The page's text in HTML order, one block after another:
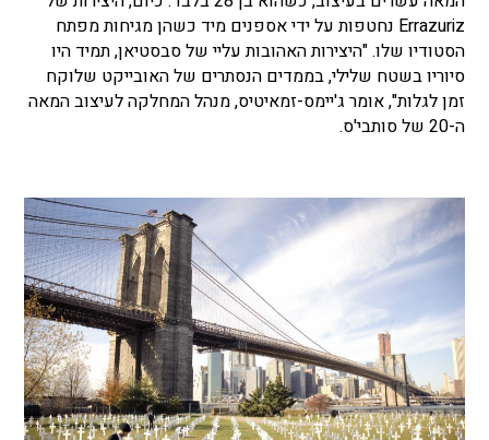
Errazuriz נחטפות על ידי אספנים מיד כשהן מגיחות מפתח
הסטודיו שלו. "היצירות האהובות עליי של סבסטיאן, תמיד היו
סיוריו בשטח שלילי, בממדים הנסתרים של האובייקט שלוקח
זמן לגלות", אומר ג'יימס-זמאיטיס, מנהל המחלקה לעיצוב המאה
ה-20 של סותבי'ס.